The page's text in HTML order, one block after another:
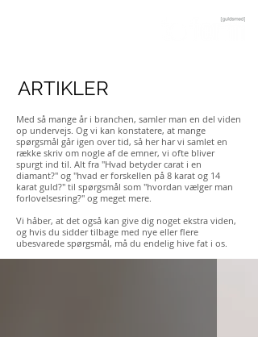
ARTIKLER
Med så mange år i branchen, samler man en del viden
op undervejs. Og vi kan konstatere, at mange
spørgsmål går igen over tid, så her har vi samlet en
række skriv om nogle af de emner, vi ofte bliver
spurgt ind til. Alt fra "Hvad betyder carat i en
diamant?" og "hvad er forskellen på 8 karat og 14
karat guld?" til spørgsmål som "hvordan vælger man
forlovelsesring?" og meget mere.
Vi håber, at det også kan give dig noget ekstra viden,
og hvis du sidder tilbage med nye eller flere
ubesvarede spørgsmål, må du endelig hive fat i os.